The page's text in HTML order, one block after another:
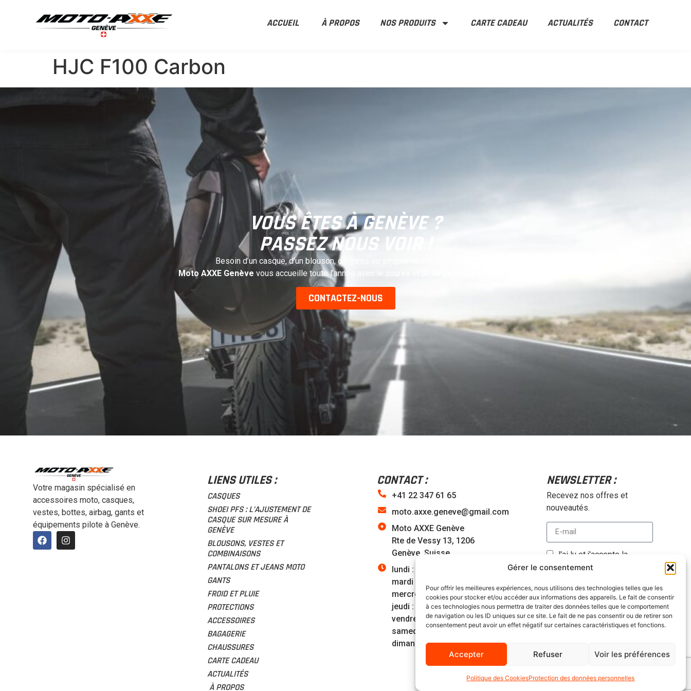
Gérer le consentement
Pour offrir les meilleures expériences, nous utilisons des technologies telles que les
cookies pour stocker et/ou accéder aux informations des appareils. Le fait de consentir
à ces technologies nous permettra de traiter des données telles que le comportement
de navigation ou les ID uniques sur ce site. Le fait de ne pas consentir ou de retirer son
consentement peut avoir un effet négatif sur certaines caractéristiques et fonctions.
Accepter Refuser Voir les préférences
Politique des CookiesProtection des données personnelles
ACCUEIL À PROPOS NOS PRODUITS CARTE CADEAU ACTUALITÉS CONTACT
HJC F100 Carbon
VOUS ÊTES À GENÈVE ?
PASSEZ NOUS VOIR !
Besoin d’un casque, d’un blouson, de gants ou simplement d’un conseil ?
Moto AXXE Genève vous accueille toute l’année avec le sourire et un
CONTACTEZ-NOUS
Votre magasin spécialisé en
accessoires moto, casques,
vestes, bottes, airbag, gants et
équipements pilote à Genève.
LIENS UTILES :
CASQUES
SHOEI PFS : L’AJUSTEMENT DE
CASQUE SUR MESURE À
GENÈVE
BLOUSONS, VESTES ET
COMBINAISONS
PANTALONS ET JEANS MOTO
GANTS
FROID ET PLUIE
PROTECTIONS
ACCESSOIRES
BAGAGERIE
CHAUSSURES
CARTE CADEAU
ACTUALITÉS
À PROPOS
CONTACT :
+41 22 347 61 65
moto.axxe.geneve@gmail.com
Moto AXXE Genève
Rte de Vessy 13, 1206
Genève, Suisse
lundi : 09:30–18:30
mardi : 09:30–18:30
mercredi : 09:30–18:30
jeudi : 09:30–18:30
vendredi : 09:30–18:30
samedi : 09:00–15:00
dimanche : Fermé
NEWSLETTER :
Recevez nos offres et
nouveautés.
J'ai lu et j'accepte la
politique de confidentialité
savoir plus *
ENVOYER